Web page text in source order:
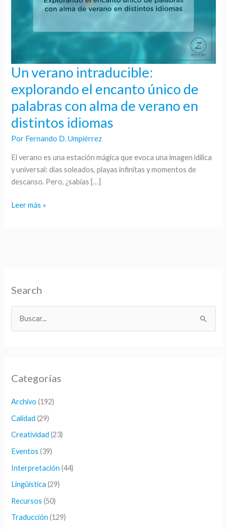
Un verano intraducible:
explorando el encanto único de
palabras con alma de verano en
distintos idiomas
Por Fernando D. Umpiérrez
El verano es una estación mágica que evoca una imagen idílica
y universal: días soleados, playas infinitas y momentos de
descanso. Pero, ¿sabías […]
Un
intraducible:
explorando
el
encanto
único
de
palabras
con
de
Leer más »
Search
a
o
r
:
Categorías
Archivo (192)
Calidad (29)
Creatividad (23)
Eventos (39)
Interpretación (44)
Lingüística (29)
Recursos (50)
Traducción (129)